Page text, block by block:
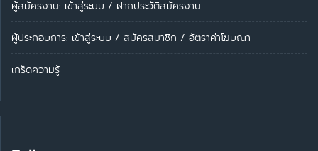
ผู้สมัครงาน: เข้าสู่ระบบ / ฝากประวัติสมัครงาน
ผู้ประกอบการ: เข้าสู่ระบบ / สมัครสมาชิก / อัตราค่าโฆษณา
เกร็ดความรู้